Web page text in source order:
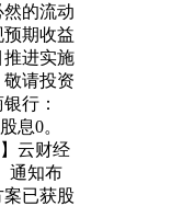
的流动
期收益
推进实施
请投资
行：
息0。
云财经
通知布
案已获股